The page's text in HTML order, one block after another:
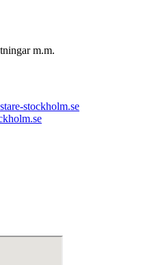
m.m.
stockholm.se